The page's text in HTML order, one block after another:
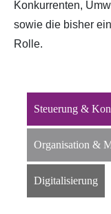
Konkurrenten,
sowie die bisher
Rolle.
Steuerung &
Organisation &
Digitalisierung